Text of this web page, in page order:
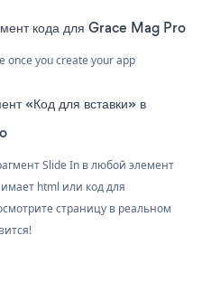
кода для Grace Mag Pro
once you create your app
«Код для вставки» в
Slide In в любой элемент
html или код для
страницу в реальном